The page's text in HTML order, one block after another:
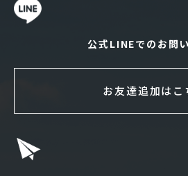
公式LINEでのお問
お友達追加はこ